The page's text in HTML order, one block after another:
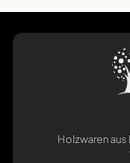
Holzwaren